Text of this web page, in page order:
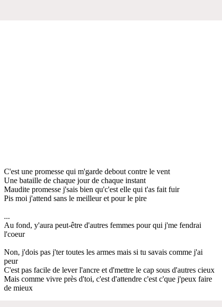
C'est une promesse qui m'garde debout contre le vent
Une bataille de chaque jour de chaque instant
Maudite promesse j'sais bien qu'c'est elle qui t'as fait fuir
Pis moi j'attend sans le meilleur et pour le pire
...
Au fond, y'aura peut-être d'autres femmes pour qui j'me fendrai
l'coeur
Non, j'dois pas j'ter toutes les armes mais si tu savais comme j'ai
peur
C'est pas facile de lever l'ancre et d'mettre le cap sous d'autres cieux
Mais comme vivre près d'toi, c'est d'attendre c'est c'que j'peux faire
de mieux